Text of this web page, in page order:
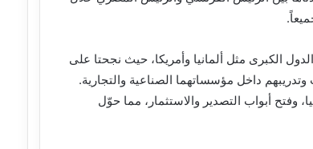
الكبرى مثل ألمانيا وأمريكا، حيث نجحتا على
داخل مؤسساتهما الصناعية والتجارية.
وفتح أبواب التصدير والاستثمار، مما حوّل